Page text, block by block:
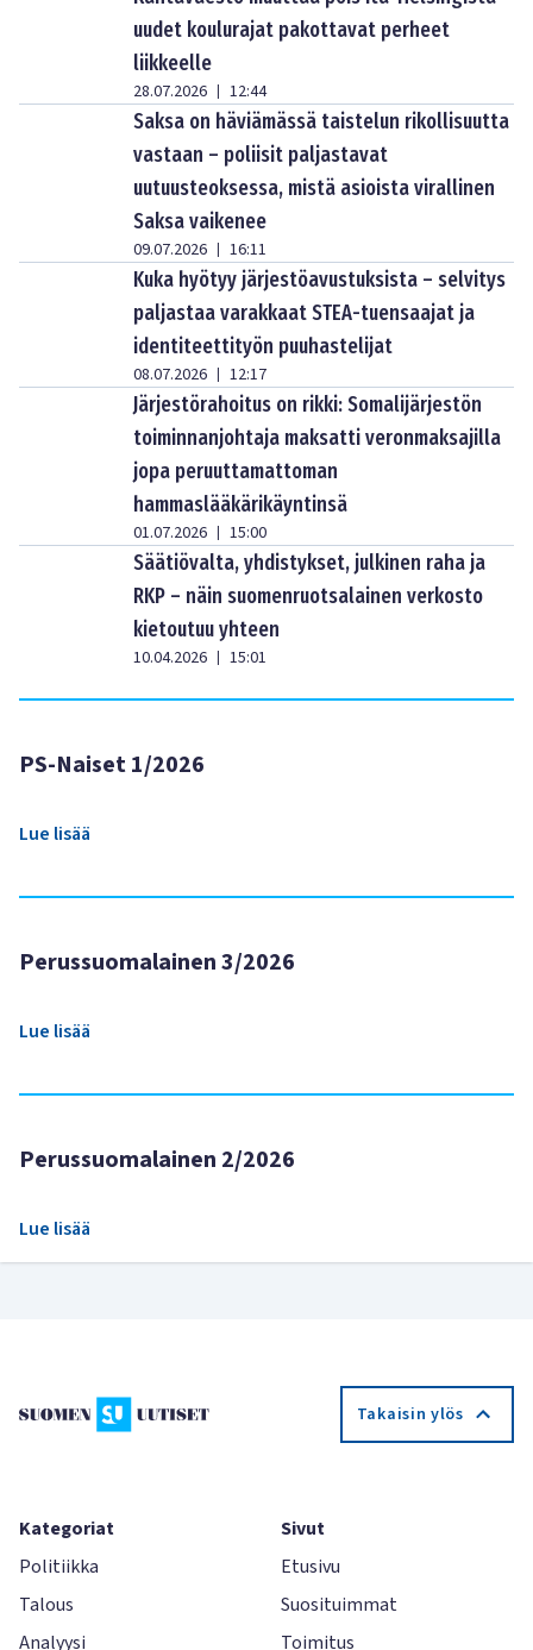
uudet koulurajat pakottavat perheet
liikkeelle
28.07.2026 | 12:44
Saksa on häviämässä taistelun rikollisuutta
vastaan – poliisit paljastavat
uutuusteoksessa, mistä asioista virallinen
Saksa vaikenee
09.07.2026 | 16:11
Kuka hyötyy järjestöavustuksista – selvitys
paljastaa varakkaat STEA-tuensaajat ja
identiteettityön puuhastelijat
08.07.2026 | 12:17
Järjestörahoitus on rikki: Somalijärjestön
toiminnanjohtaja maksatti veronmaksajilla
jopa peruuttamattoman
hammaslääkärikäyntinsä
01.07.2026 | 15:00
Säätiövalta, yhdistykset, julkinen raha ja
RKP – näin suomenruotsalainen verkosto
kietoutuu yhteen
10.04.2026 | 15:01
PS-Naiset 1/2026
Lue lisää
Perussuomalainen 3/2026
Lue lisää
Perussuomalainen 2/2026
Lue lisää
Takaisin ylös
Kategoriat
Politiikka
Talous
Analyysi
Sivut
Etusivu
Suosituimmat
Toimitus